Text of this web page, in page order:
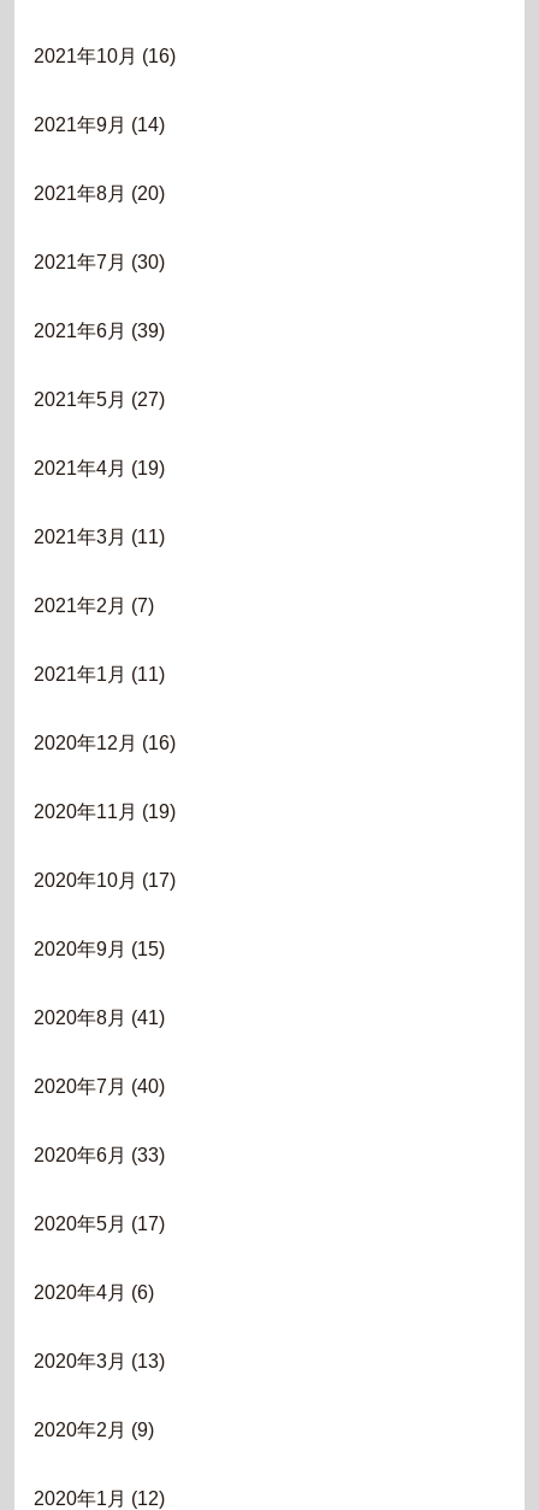
2021年10月 (16)
2021年9月 (14)
2021年8月 (20)
2021年7月 (30)
2021年6月 (39)
2021年5月 (27)
2021年4月 (19)
2021年3月 (11)
2021年2月 (7)
2021年1月 (11)
2020年12月 (16)
2020年11月 (19)
2020年10月 (17)
2020年9月 (15)
2020年8月 (41)
2020年7月 (40)
2020年6月 (33)
2020年5月 (17)
2020年4月 (6)
2020年3月 (13)
2020年2月 (9)
2020年1月 (12)